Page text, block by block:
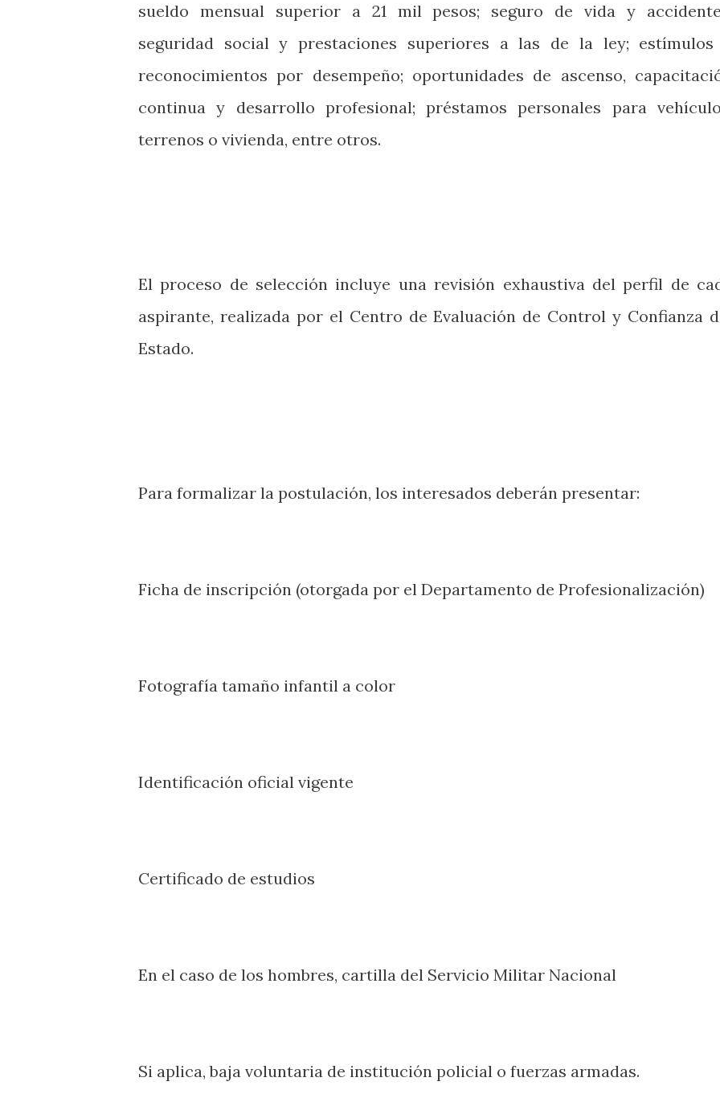
sueldo mensual superior a 21 mil pesos; seguro de vida y
seguridad social y prestaciones superiores a las de la ley;
reconocimientos por desempeño; oportunidades de ascenso,
continua y desarrollo profesional; préstamos personales para
terrenos o vivienda, entre otros.
El proceso de selección incluye una revisión exhaustiva del perfil de
aspirante, realizada por el Centro de Evaluación de Control y Confianza
Estado.
Para formalizar la postulación, los interesados deberán presentar:
Ficha de inscripción (otorgada por el Departamento de Profesionalización)
Fotografía tamaño infantil a color
Identificación oficial vigente
Certificado de estudios
En el caso de los hombres, cartilla del Servicio Militar Nacional
Si aplica, baja voluntaria de institución policial o fuerzas armadas.